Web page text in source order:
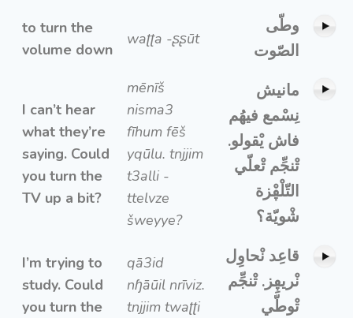
to turn the
volume down
waʈʈa -ʂʂūt
وطّى
الصّوت
I can’t hear
what they’re
saying. Could
you turn the
TV up a bit?
mēnīš
nisma3
fīhum fēš
yqūlu. tnjjim
t3alli -
ttelvze
šweyye?
مانيش
نِسْمع فيهُم
فاش يْقولو.
تْنجِّم تْعلّي
التّلْڥْزة
شْويّة؟
I’m trying to
study. Could
you turn the
qā3id
nɧāūil nrīviz.
tnjjim twaʈʈi
قاعِد نْحاوِل
نْريڥِز. تْنجِّم
تْوطّي